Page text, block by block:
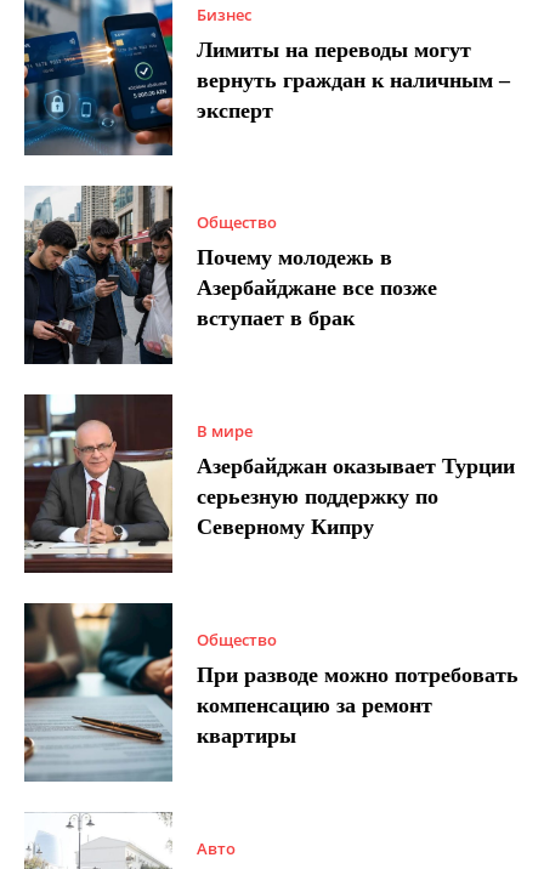
Бизнес
Лимиты на переводы могут
вернуть граждан к наличным –
эксперт
Общество
Почему молодежь в
Азербайджане все позже
вступает в брак
В мире
Азербайджан оказывает Турции
серьезную поддержку по
Северному Кипру
Общество
При разводе можно потребовать
компенсацию за ремонт
квартиры
Авто